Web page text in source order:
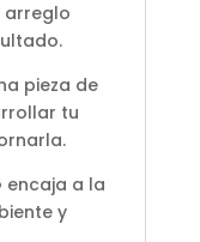
arreglo
pieza de
tu
encaja a la
y